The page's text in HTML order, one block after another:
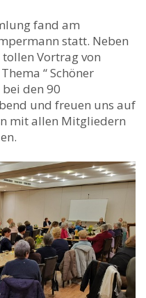
fand am
statt. Neben
Vortrag von
“ Schöner
den 90
und freuen uns auf
mit allen Mitgliedern